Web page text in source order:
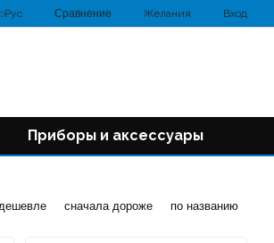
Рус Сравнение Желания Вход
Приборы и аксессуары
сначала дороже по названию